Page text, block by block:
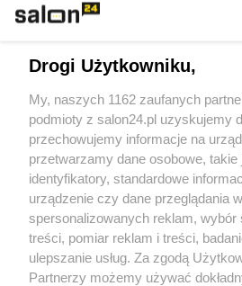
Sport
Społeczeństwo
Kultura
X Facebook
Drogi Użytkowniku,
My, naszych 1162 zaufanych
podmioty z salon24.pl uzyskujemy
przechowujemy informacje na
przetwarzamy dane osobowe, takie
identyfikatory, standardowe
urządzenie czy dane przeglądania
spersonalizowanych reklam,
treści, pomiar reklam i treści,
ulepszanie usług. Za zgodą
Partnerzy możemy używać